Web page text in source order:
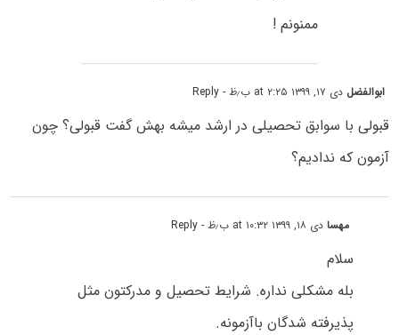
ممنونم !
ابوالفضل دی ۱۷, ۱۳۹۹ at ۲:۲۵ ب٫ظ - Reply
قبولی با سوابق تحصیلی در ارشد میشه بهش گفت قبولی؟ چون
آزمون که ندادیم؟
مهسادی ۱۸, ۱۳۹۹ at ۱۰:۳۲ ب٫ظ - Reply
سلام
بله مشکلی نداره. شرایط تحصیل و مدرکتون مثل
پذیرفته شدگان باآزمونه.